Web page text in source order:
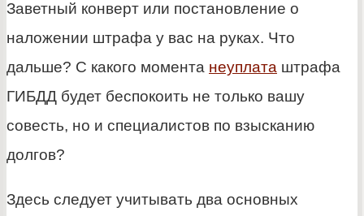
Заветный конверт или постановление о
наложении штрафа у вас на руках. Что
дальше? С какого момента неуплата штрафа
ГИБДД будет беспокоить не только вашу
совесть, но и специалистов по взысканию
долгов?
Здесь следует учитывать два основных